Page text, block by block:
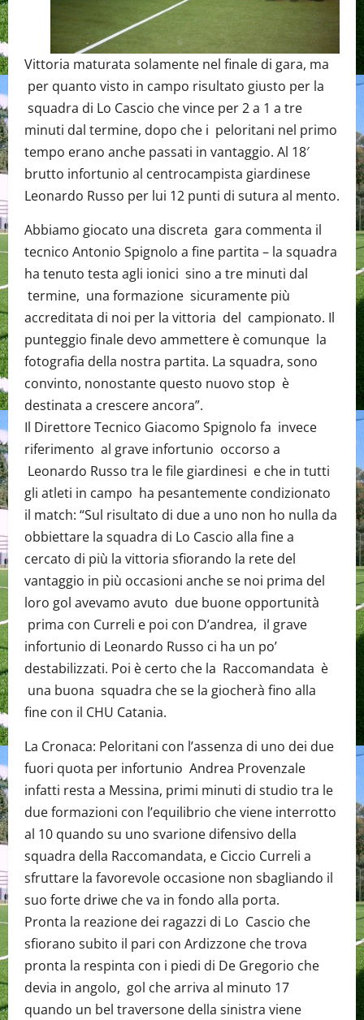
Vittoria maturata solamente nel finale di gara, ma
per quanto visto in campo risultato giusto per la
squadra di Lo Cascio che vince per 2 a 1 a tre
minuti dal termine, dopo che i peloritani nel primo
tempo erano anche passati in vantaggio. Al 18′
brutto infortunio al centrocampista giardinese
Leonardo Russo per lui 12 punti di sutura al mento.
Abbiamo giocato una discreta gara commenta il
tecnico Antonio Spignolo a fine partita – la squadra
ha tenuto testa agli ionici sino a tre minuti dal
termine, una formazione sicuramente più
accreditata di noi per la vittoria del campionato. Il
punteggio finale devo ammettere è comunque la
fotografia della nostra partita. La squadra, sono
convinto, nonostante questo nuovo stop è
destinata a crescere ancora”.
Il Direttore Tecnico Giacomo Spignolo fa invece
riferimento al grave infortunio occorso a
Leonardo Russo tra le file giardinesi e che in tutti
gli atleti in campo ha pesantemente condizionato
il match: “Sul risultato di due a uno non ho nulla da
obbiettare la squadra di Lo Cascio alla fine a
cercato di più la vittoria sfiorando la rete del
vantaggio in più occasioni anche se noi prima del
loro gol avevamo avuto due buone opportunità
prima con Curreli e poi con D’andrea, il grave
infortunio di Leonardo Russo ci ha un po’
destabilizzati. Poi è certo che la Raccomandata è
una buona squadra che se la giocherà fino alla
fine con il CHU Catania.
La Cronaca: Peloritani con l’assenza di uno dei due
fuori quota per infortunio Andrea Provenzale
infatti resta a Messina, primi minuti di studio tra le
due formazioni con l’equilibrio che viene interrotto
al 10 quando su uno svarione difensivo della
squadra della Raccomandata, e Ciccio Curreli a
sfruttare la favorevole occasione non sbagliando il
suo forte driwe che va in fondo alla porta.
Pronta la reazione dei ragazzi di Lo Cascio che
sfiorano subito il pari con Ardizzone che trova
pronta la respinta con i piedi di De Gregorio che
devia in angolo, gol che arriva al minuto 17
quando un bel traversone della sinistra viene